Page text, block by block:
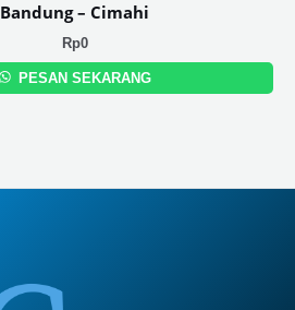
Bandung – Cimahi
Rp0
PESAN SEKARANG